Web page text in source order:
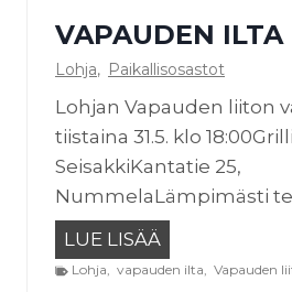
o
h
a
d
e
L
o
VAPAUDEN ILTA
Lohja, Paikallisosastot
Lohjan Vapauden liiton
tiistaina 31.5. klo
SeisakkiKantatie 25,
NummelaLämpimästi
LUE LISÄÄV
a
Lohja, vapauden ilta, Vapauden